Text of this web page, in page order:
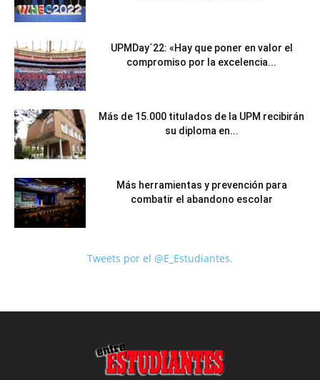
UPMDay´22: «Hay que poner en valor el
compromiso por la excelencia...
Más de 15.000 titulados de la UPM recibirán
su diploma en...
Más herramientas y prevención para
combatir el abandono escolar
Tweets por el @E_Estudiantes.